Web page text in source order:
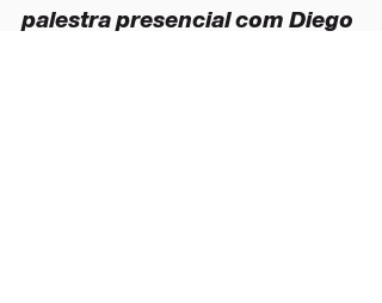
palestra presencial com Diego